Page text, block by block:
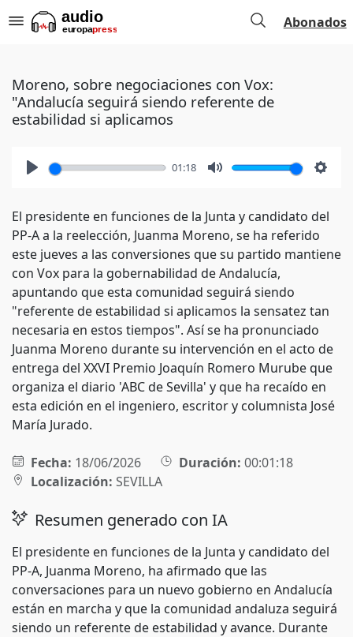
Abonados
Moreno, sobre negociaciones con Vox:
"Andalucía seguirá siendo referente de
estabilidad si aplicamos
01:18
El presidente en funciones de la Junta y candidato del
PP-A a la reelección, Juanma Moreno, se ha referido
este jueves a las conversiones que su partido mantiene
con Vox para la gobernabilidad de Andalucía,
apuntando que esta comunidad seguirá siendo
"referente de estabilidad si aplicamos la sensatez tan
necesaria en estos tiempos". Así se ha pronunciado
Juanma Moreno durante su intervención en el acto de
entrega del XXVI Premio Joaquín Romero Murube que
organiza el diario 'ABC de Sevilla' y que ha recaído en
esta edición en el ingeniero, escritor y columnista José
María Jurado.
Fecha: 18/06/2026 Duración: 00:01:18
Localización: SEVILLA
Resumen generado con IA
El presidente en funciones de la Junta y candidato del
PP-A, Juanma Moreno, ha afirmado que las
conversaciones para un nuevo gobierno en Andalucía
están en marcha y que la comunidad andaluza seguirá
siendo un referente de estabilidad y avance. Durante